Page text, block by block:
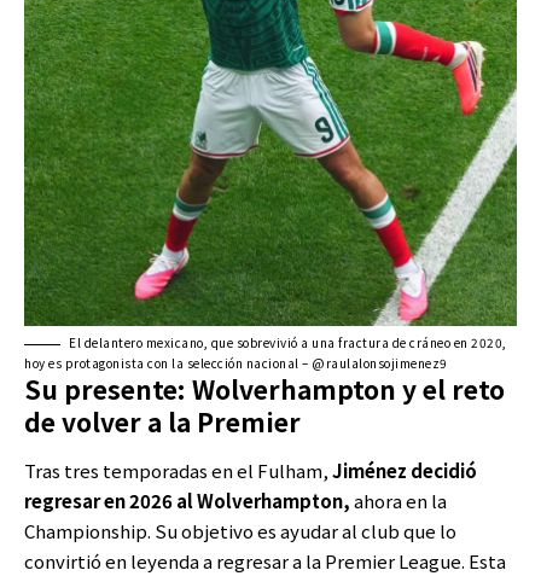
El delantero mexicano, que sobrevivió a una fractura de cráneo en 2020,
hoy es protagonista con la selección nacional – @raulalonsojimenez9
Su presente: Wolverhampton y el reto
de volver a la Premier
Tras tres temporadas en el Fulham,Jiménez decidió
regresar en 2026 al Wolverhampton,ahora en la
Championship. Su objetivo es ayudar al club que lo
convirtió en leyenda a regresar a la Premier League. Esta